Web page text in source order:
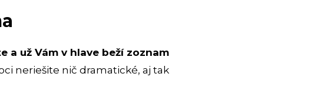
a už Vám v hlave beží zoznam
neriešite nič dramatické, aj tak